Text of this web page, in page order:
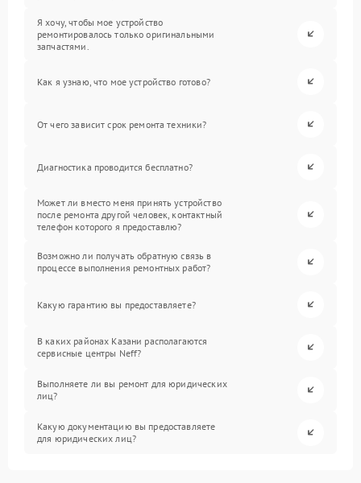
Я хочу, чтобы мое устройство
ремонтировалось только оригинальными
запчастями.
Как я узнаю, что мое устройство готово?
От чего зависит срок ремонта техники?
Диагностика проводится бесплатно?
Может ли вместо меня принять устройство
после ремонта другой человек, контактный
телефон которого я предоставлю?
Возможно ли получать обратную связь в
процессе выполнения ремонтных работ?
Какую гарантию вы предоставляете?
В каких районах Казани располагаются
сервисные центры Neff?
Выполняете ли вы ремонт для юридических
лиц?
Какую документацию вы предоставляете
для юридических лиц?